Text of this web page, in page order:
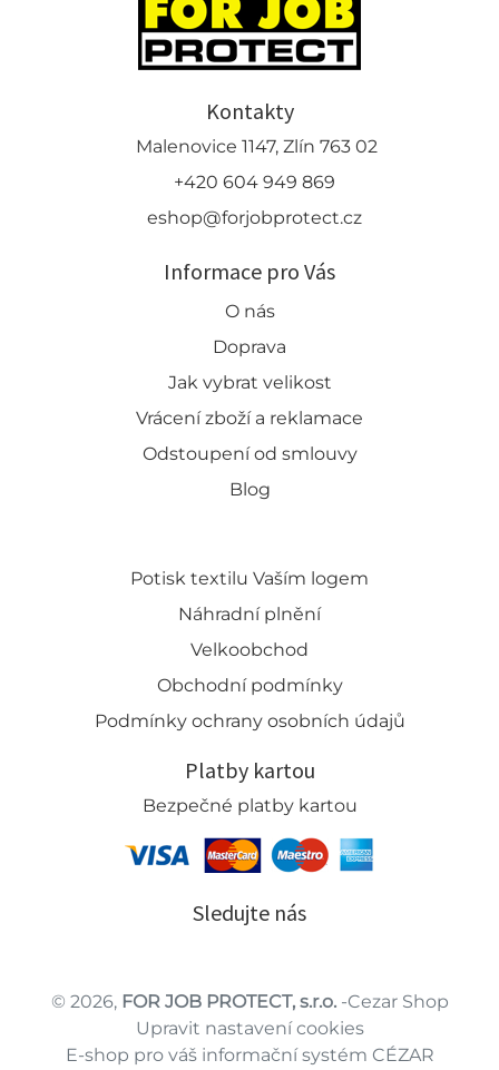
Kontakty
Malenovice 1147, Zlín 763 02
+420 604 949 869
eshop@forjobprotect.cz
Informace pro Vás
O nás
Doprava
Jak vybrat velikost
Vrácení zboží a reklamace
Odstoupení od smlouvy
Blog
Potisk textilu Vaším logem
Náhradní plnění
Velkoobchod
Obchodní podmínky
Podmínky ochrany osobních údajů
Platby kartou
Bezpečné platby kartou
Sledujte nás
© 2026, FOR JOB PROTECT, s.r.o.-Cezar Shop
Upravit nastavení cookies
E-shop pro váš informační systém CÉZAR